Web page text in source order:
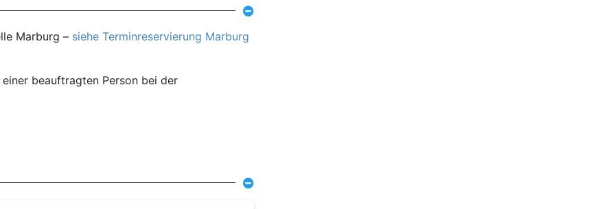
Marburg – siehe Terminreservierung Marburg
beauftragten Person bei der